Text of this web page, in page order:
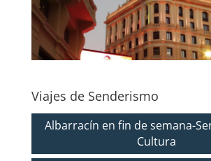
Viajes de Senderismo
Albarracín en fin de semana-
Cultura